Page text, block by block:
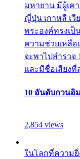
มหายาน มีผู้เค
ญี่ปุ่น เกาหลี เวี
พระองค์ทรงเ
ความช่วยเหลือ
จะพาไปสำรว
และมีชื่อเสียง
10 อันดับกวนอิ
2,854 views
ในโลกที่ความ